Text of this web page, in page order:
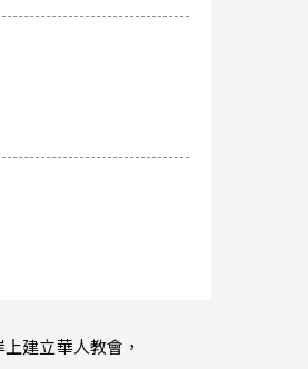
建立華人教會，